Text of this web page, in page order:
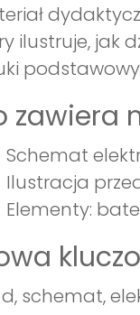
ilustruje, jak
zawiera
Schemat
Ilustracja
Elementy:
schemat,